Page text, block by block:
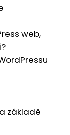
web,
základě